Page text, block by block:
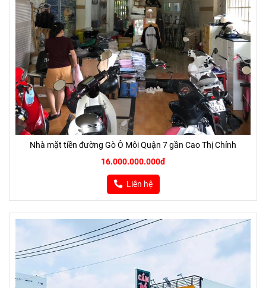
Nhà mặt tiền đường Gò Ô Môi Quận 7 gần Cao Thị Chính
16.000.000.000đ
Liên hệ